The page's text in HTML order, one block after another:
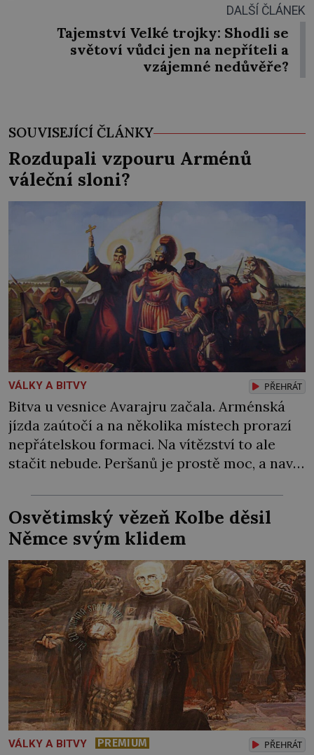
DALŠÍ ČLÁNEK
Tajemství Velké trojky: Shodli se
světoví vůdci jen na nepříteli a
vzájemné nedůvěře?
SOUVISEJÍCÍ ČLÁNKY
Rozdupali vzpouru Arménů
váleční sloni?
VÁLKY A BITVY PŘEHRÁT
Bitva u vesnice Avarajru začala. Arménská
jízda zaútočí a na několika místech prorazí
nepřátelskou formaci. Na vítězství to ale
stačit nebude. Peršanů je prostě moc, a navíc
obávané válečné slony! Arménie jako první
země na světě přijala křesťanství za státní
náboženství. Stalo se tak roku 301 během
vlády arménského krále […]
Osvětimský vězeň Kolbe děsil
Němce svým klidem
VÁLKY A BITVY PREMIUM PŘEHRÁT